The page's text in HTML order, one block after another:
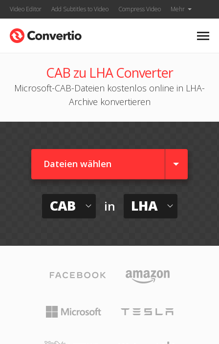
Video Editor Add Subtitles to Video Compress Video Mehr
CAB zu LHA Converter
Microsoft-CAB-Dateien kostenlos online in LHA-
Archive konvertieren
Dateien wählen
CAB in LHA